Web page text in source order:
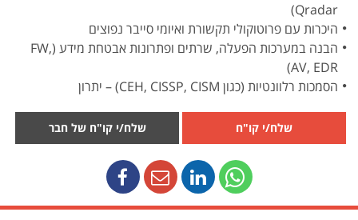
Qradar)
היכרות עם פרוטוקולי תקשורת ואיומי סייבר נפוצים
הבנה במערכות הפעלה, שרתים ופתרונות אבטחת מידע (FW,
AV, EDR)
הסמכות רלוונטיות (כגון CEH, CISSP, CISM) – יתרון
שלח/י קו"ח שלח/י קו"ח של חבר